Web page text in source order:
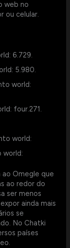
web no
ou celular.
6.729.
5.980.
world:
four.271.
world:
world:
Omegle que
ao redor do
ser menos
ainda mais
se
No Chatki
países